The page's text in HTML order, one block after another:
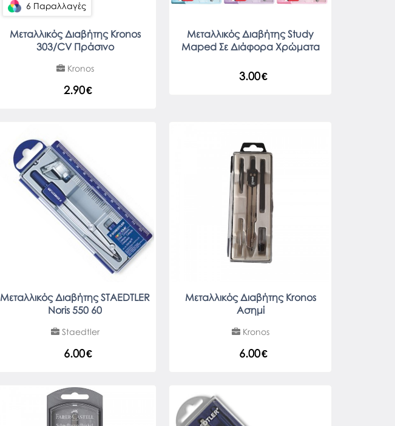
6 Παραλλαγές
Μεταλλικός Διαβήτης Kronos
303/CV Πράσινο
Kronos
2.90€
Μεταλλικός Διαβήτης Study
Maped Σε Διάφορα Χρώματα
3.00€
Μεταλλικός Διαβήτης STAEDTLER
Noris 550 60
Staedtler
6.00€
Μεταλλικός Διαβήτης Kronos
Ασημί
Kronos
6.00€